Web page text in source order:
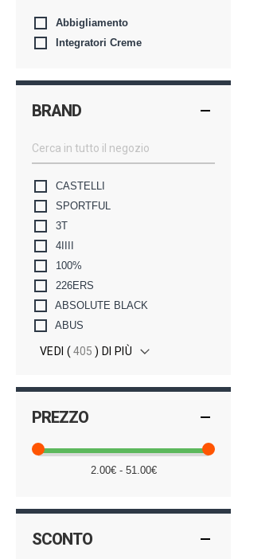
Abbigliamento
Integratori Creme
BRAND
CASTELLI
SPORTFUL
3T
4IIII
100%
226ERS
ABSOLUTE BLACK
ABUS
VEDI ( 405 ) DI PIÙ
PREZZO
2.00€ - 51.00€
SCONTO